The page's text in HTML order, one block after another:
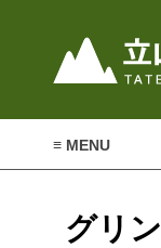
≡ MENU
グリ